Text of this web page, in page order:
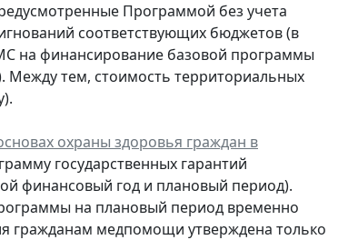
Программой без учета
соответствующих бюджетов (в
на финансирование базовой программы
Между тем, стоимость территориальных
охраны здоровья граждан в
государственных гарантий
финансовый год и плановый период).
на плановый период временно
гражданам медпомощи утверждена только